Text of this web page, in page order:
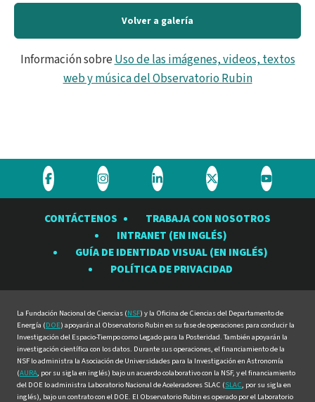
Volver a galería
Información sobreUso de las imágenes, videos, textos
web y música del Observatorio Rubin
Visite
Observatorio
Visite
Observatorio
Rubin
en
Visite
Observatorio
Rubin
en
Visite
Observatorio
Rubin
en
Visite
Rubin
en
CONTÁCTENOS
TRABAJA CON NOSOTROS
INTRANET (EN INGLÉS)
GUÍA DE IDENTIDAD VISUAL (EN INGLÉS)
POLÍTICA DE PRIVACIDAD
La Fundación Nacional de Ciencias (NSF) y la Oficina de Ciencias del Departamento de
Energía (DOE) apoyarán al Observatorio Rubin en su fase de operaciones para conducir la
Investigación del Espacio-Tiempo como Legado para la Posteridad. También apoyarán la
investigación científica con los datos. Durante sus operaciones, el financiamiento de la
NSF lo administra la Asociación de Universidades para la Investigación en Astronomía
(AURA, por su sigla en inglés) bajo un acuerdo colaborativo con la NSF, y el financiamiento
del DOE lo administra Laboratorio Nacional de Aceleradores SLAC (SLAC, por su sigla en
inglés), bajo un contrato con el DOE. El Observatorio Rubin es operado por el Laboratorio